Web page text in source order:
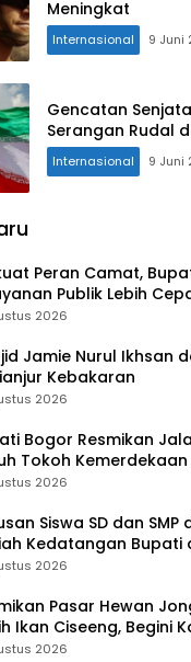
Meningkat
Internasional 9 Juni
Gencatan
Serangan Rudal
Internasional 9 Juni
Peran Camat,
Publik Lebih
2026
Jamie Nurul Ikhsan
Kebakaran
2026
Bogor Resmikan
Tokoh
2026
Siswa SD dan
Kedatangan Bupati
2026
Pasar Hewan
Ikan Ciseeng, Begini
2026